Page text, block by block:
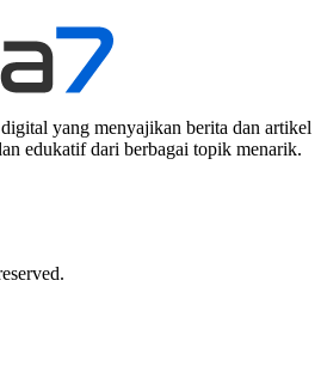
yang menyajikan berita dan artikel
edukatif dari berbagai topik menarik.